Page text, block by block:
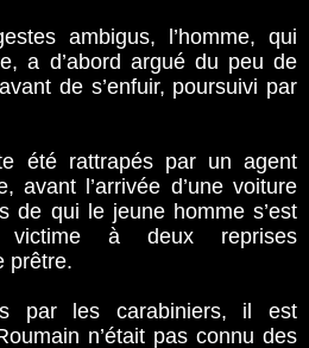
ambigus, l’homme, qui
a d’abord argué du peu de
de s’enfuir, poursuivi par
été rattrapés par un agent
avant l’arrivée d’une voiture
de qui le jeune homme s’est
victime à deux reprises
prêtre.
par les carabiniers, il est
n’était pas connu des